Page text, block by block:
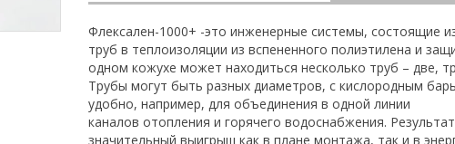
Флексален-1000+ -это инженерные системы, состоящие
труб в теплоизоляции из вспененного полиэтилена и
одном кожухе может находиться несколько труб – две,
Трубы могут быть разных диаметров, с кислородным
удобно, например, для объединения в одной линии
каналов отопления и горячего водоснабжения.
значительный выигрыш как в плане монтажа, так и в